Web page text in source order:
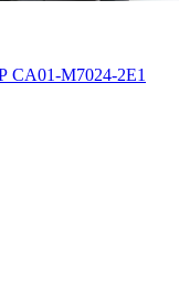
CA01-M7024-2E1